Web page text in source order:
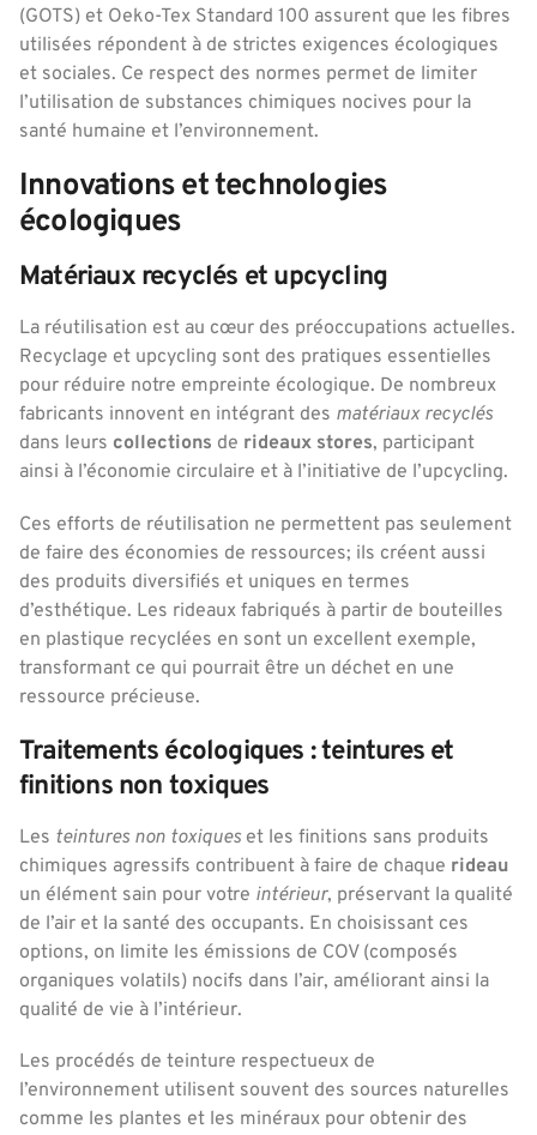
(GOTS) et Oeko-Tex Standard 100 assurent que les fibres
utilisées répondent à de strictes exigences écologiques
et sociales. Ce respect des normes permet de limiter
l’utilisation de substances chimiques nocives pour la
santé humaine et l’environnement.
Innovations et technologies
écologiques
Matériaux recyclés et upcycling
La réutilisation est au cœur des préoccupations actuelles.
Recyclage et upcycling sont des pratiques essentielles
pour réduire notre empreinte écologique. De nombreux
fabricants innovent en intégrant des matériaux recyclés
dans leurs collections de rideaux stores, participant
ainsi à l’économie circulaire et à l’initiative de l’upcycling.
Ces efforts de réutilisation ne permettent pas seulement
de faire des économies de ressources; ils créent aussi
des produits diversifiés et uniques en termes
d’esthétique. Les rideaux fabriqués à partir de bouteilles
en plastique recyclées en sont un excellent exemple,
transformant ce qui pourrait être un déchet en une
ressource précieuse.
Traitements écologiques : teintures et
finitions non toxiques
Les teintures non toxiques et les finitions sans produits
chimiques agressifs contribuent à faire de chaque rideau
un élément sain pour votre intérieur, préservant la qualité
de l’air et la santé des occupants. En choisissant ces
options, on limite les émissions de COV (composés
organiques volatils) nocifs dans l’air, améliorant ainsi la
qualité de vie à l’intérieur.
Les procédés de teinture respectueux de
l’environnement utilisent souvent des sources naturelles
comme les plantes et les minéraux pour obtenir des